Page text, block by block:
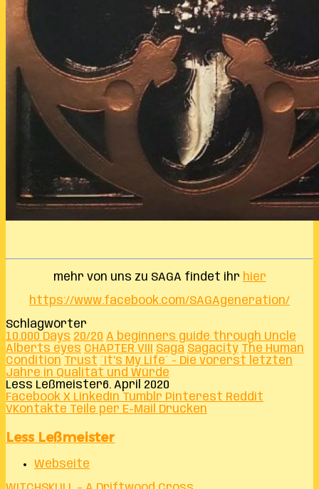
mehr von uns zu SAGA findet ihr hier
https://www.facebook.com/SAGAgeneration/
Schlagwörter
10.000 Days 20/20 A beginners guide through Uncle
Alberts eyes CHAPTER VIII Saga Sagacity The Human
Condition Trust ´It’s My Life´ - Die vorerst letzten
Jahre in Qualität und Würde
Less Leßmeister6. April 2020
Facebook X LinkedIn Tumblr Pinterest Reddit
VKontakte Teile per E-Mail Drucken
Less Leßmeister
Webseite